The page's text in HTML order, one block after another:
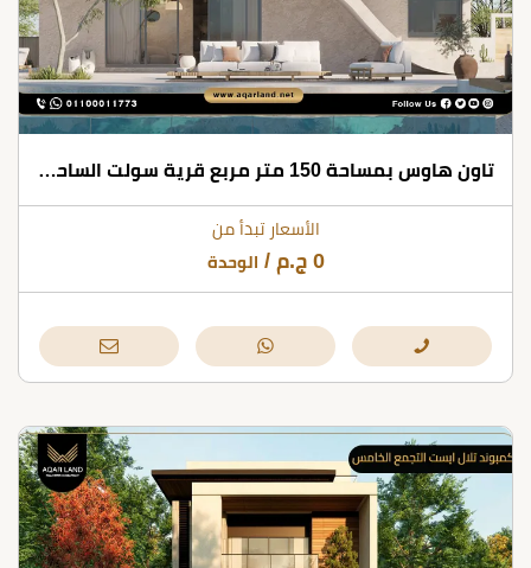
تاون هاوس بمساحة 150 متر مربع قرية سولت الساحل الشمالي
الأسعار تبدأ من
0 ج.م / الوحدة